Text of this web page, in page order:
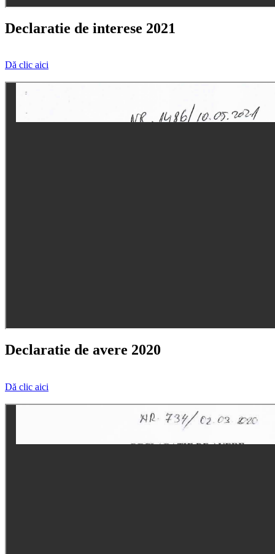
Declaratie de interese 2021
Dă clic aici
Declaratie de avere 2020
Dă clic aici